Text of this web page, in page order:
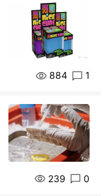
884 1
239 0